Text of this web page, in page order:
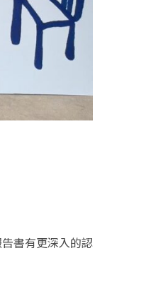
書有更深入的認